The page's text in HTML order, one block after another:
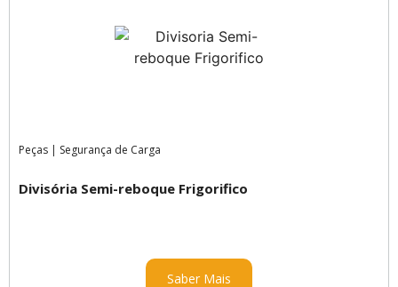
Peças | Segurança de Carga
Divisória Semi-reboque Frigorifico
Saber Mais